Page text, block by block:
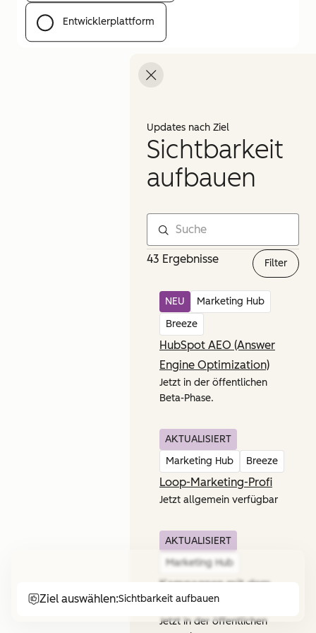
Menü öffnen
Ziel auswählen:Sichtbarkeit aufbauen
Entwicklerplattform
Updates nach Ziel
Sichtbarkeit
aufbauen
43 Ergebnisse Filter
NEU
Marketing Hub
Breeze
HubSpot AEO (Answer
Engine Optimization)
Jetzt in der öffentlichen
Beta-Phase.
AKTUALISIERT
Marketing Hub
Breeze
Loop-Marketing-Profi
Jetzt allgemein verfügbar
AKTUALISIERT
Marketing Hub
Kampagnen mit dem
CRM verknüpfen
Jetzt in der öffentlichen